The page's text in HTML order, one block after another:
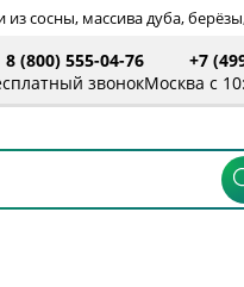
сосны, массива дуба,
8 (800) 555-04-76
звонок
+7
Москва с